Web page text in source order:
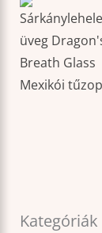
Kategóriák